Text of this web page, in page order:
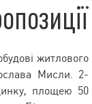
житлового
Мисли. 2-
площею 50